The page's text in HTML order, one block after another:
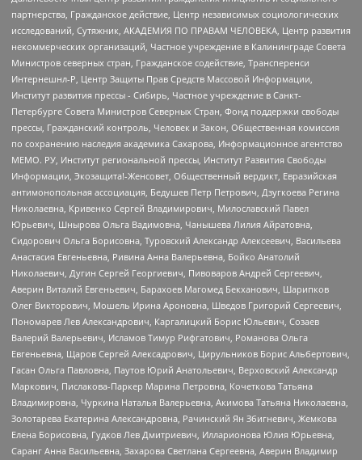
партнерства, Гражданское действие, Центр независимых социологических
исследований, Сутяжник, АКАДЕМИЯ ПО ПРАВАМ ЧЕЛОВЕКА, Центр развития
некоммерческих организаций, Частное учреждение в Калининграде Совета
Министров северных стран, Гражданское содействие, Трансперенси
Интернешнл-Р, Центр Защиты Прав Средств Массовой Информации,
Институт развития прессы - Сибирь, Частное учреждение в Санкт-
Петербурге Совета Министров Северных Стран, Фонд поддержки свободы
прессы, Гражданский контроль, Человек и Закон, Общественная комиссия
по сохранению наследия академика Сахарова, Информационное агентство
МЕМО. РУ, Институт региональной прессы, Институт Развития Свободы
Информации, Экозащита!-Женсовет, Общественный вердикт, Евразийская
антимонопольная ассоциация, Бедушев Петр Петрович, Дзугкоева Регина
Николаевна, Кривенко Сергей Владимирович, Милославский Павел
Юрьевич, Шнырова Ольга Вадимовна, Чанышева Лилия Айратовна,
Сидорович Ольга Борисовна, Туровский Александр Алексеевич, Васильева
Анастасия Евгеньевна, Ривина Анна Валерьевна, Бойко Анатолий
Николаевич, Дугин Сергей Георгиевич, Пивоваров Андрей Сергеевич,
Аверин Виталий Евгеньевич, Барахоев Магомед Бекханович, Шарипков
Олег Викторович, Мошель Ирина Ароновна, Шведов Григорий Сергеевич,
Пономарев Лев Александрович, Каргалицкий Борис Юльевич, Созаев
Валерий Валерьевич, Исламов Тимур Рифгатович, Романова Ольга
Евгеньевна, Щаров Сергей Алексадрович, Цирульников Борис Альбертович,
Гасан Ольга Павловна, Паутов Юрий Анатольевич, Верховский Александр
Маркович, Пислакова-Паркер Марина Петровна, Кочеткова Татьяна
Владимировна, Чуркина Наталья Валерьевна, Акимова Татьяна Николаевна,
Золотарева Екатерина Александровна, Рачинский Ян Збигневич, Жемкова
Елена Борисовна, Гудков Лев Дмитриевич, Илларионова Юлия Юрьевна,
Саранг Анна Васильевна, Захарова Светлана Сергеевна, Аверин Владимир